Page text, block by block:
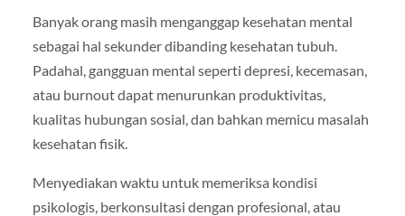
Banyak orang masih menganggap kesehatan mental
sebagai hal sekunder dibanding kesehatan tubuh.
Padahal, gangguan mental seperti depresi, kecemasan,
atau burnout dapat menurunkan produktivitas,
kualitas hubungan sosial, dan bahkan memicu masalah
kesehatan fisik.
Menyediakan waktu untuk memeriksa kondisi
psikologis, berkonsultasi dengan profesional, atau